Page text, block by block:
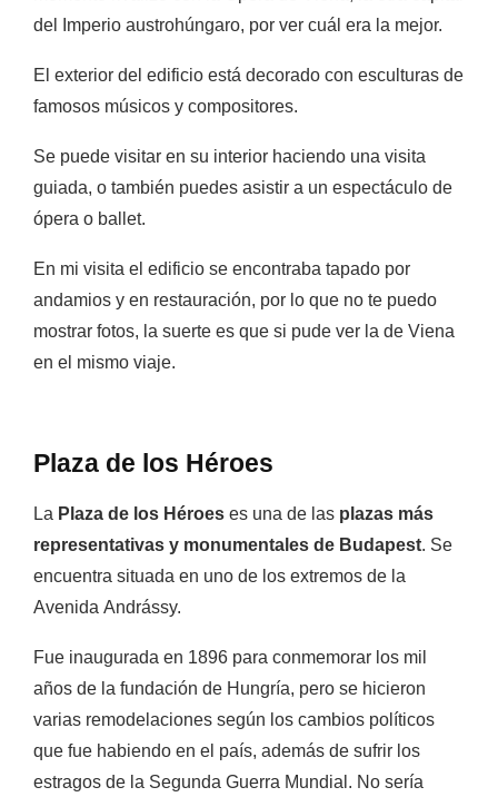
del Imperio austrohúngaro, por ver cuál era la mejor.
El exterior del edificio está decorado con esculturas de
famosos músicos y compositores.
Se puede visitar en su interior haciendo una visita
guiada, o también puedes asistir a un espectáculo de
ópera o ballet.
En mi visita el edificio se encontraba tapado por
andamios y en restauración, por lo que no te puedo
mostrar fotos, la suerte es que si pude ver la de Viena
en el mismo viaje.
Plaza de los Héroes
La Plaza de los Héroes es una de las plazas más
representativas y monumentales de Budapest. Se
encuentra situada en uno de los extremos de la
Avenida Andrássy.
Fue inaugurada en 1896 para conmemorar los mil
años de la fundación de Hungría, pero se hicieron
varias remodelaciones según los cambios políticos
que fue habiendo en el país, además de sufrir los
estragos de la Segunda Guerra Mundial. No sería